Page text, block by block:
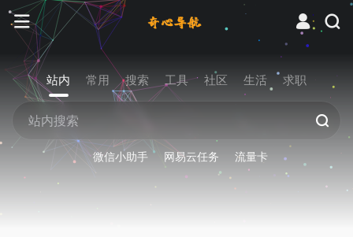
站内 常用 搜索 工具 社区 生活 求职
微信小助手 网易云任务 流量卡